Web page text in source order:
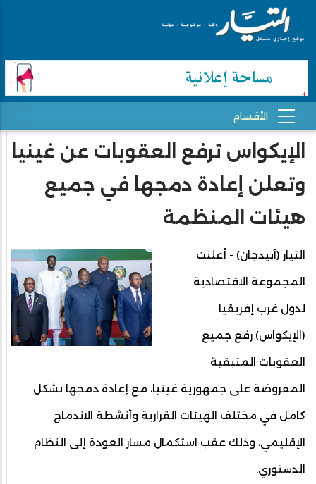
الإيكواس ترفع العقوبات عن غينيا
وتعلن إعادة دمجها في جميع
هيئات المنظمة
التيار (آبيدجان) - أعلنت
المجموعة الاقتصادية
لدول غرب إفريقيا
(الإيكواس) رفع جميع
العقوبات المتبقية
المفروضة على جمهورية غينيا، مع إعادة دمجها بشكل
كامل في مختلف الهيئات القرارية وأنشطة الاندماج
الإقليمي، وذلك عقب استكمال مسار العودة إلى النظام
الدستوري.